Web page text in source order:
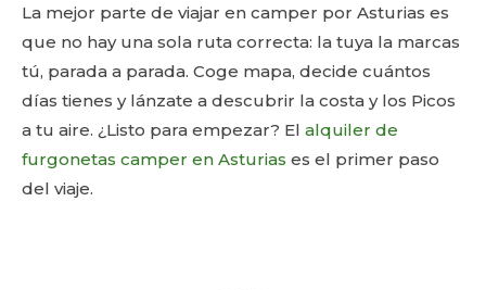
La mejor parte de viajar en camper por Asturias es
que no hay una sola ruta correcta: la tuya la marcas
tú, parada a parada. Coge mapa, decide cuántos
días tienes y lánzate a descubrir la costa y los Picos
a tu aire. ¿Listo para empezar? El alquiler de
furgonetas camper en Asturias es el primer paso
del viaje.